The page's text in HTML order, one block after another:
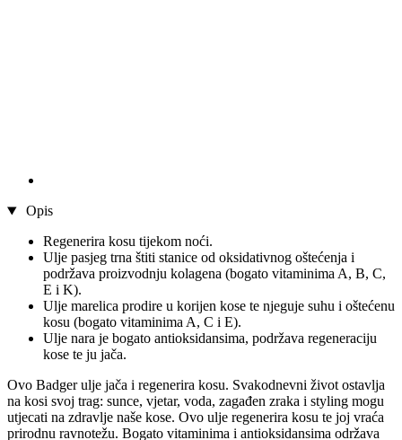
Opis
Regenerira kosu tijekom noći.
Ulje pasjeg trna štiti stanice od oksidativnog oštećenja i
podržava proizvodnju kolagena (bogato vitaminima A, B, C,
E i K).
Ulje marelica prodire u korijen kose te njeguje suhu i oštećenu
kosu (bogato vitaminima A, C i E).
Ulje nara je bogato antioksidansima, podržava regeneraciju
kose te ju jača.
Ovo Badger ulje jača i regenerira kosu. Svakodnevni život ostavlja
na kosi svoj trag: sunce, vjetar, voda, zagađen zraka i styling mogu
utjecati na zdravlje naše kose. Ovo ulje regenerira kosu te joj vraća
prirodnu ravnotežu. Bogato vitaminima i antioksidansima održava